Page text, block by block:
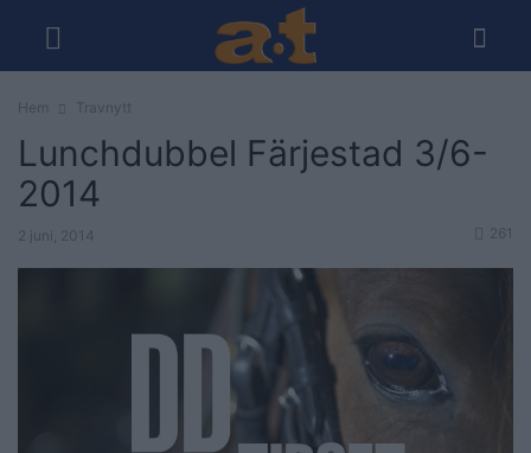
Hem Travnytt
Lunchdubbel Färjestad 3/6-
2014
2 juni, 2014 261